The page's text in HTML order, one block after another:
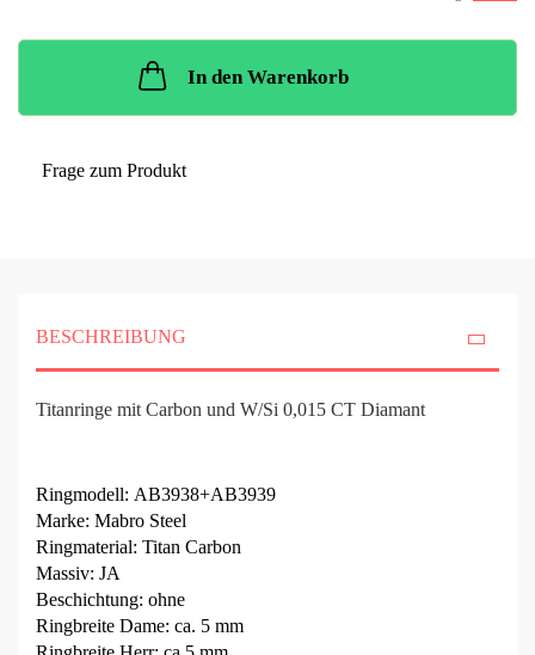
In den Warenkorb
Frage zum Produkt
BESCHREIBUNG
Titanringe mit Carbon und W/Si 0,015 CT Diamant
Ringmodell: AB3938+AB3939
Marke: Mabro Steel
Ringmaterial: Titan Carbon
Massiv: JA
Beschichtung: ohne
Ringbreite Dame: ca. 5 mm